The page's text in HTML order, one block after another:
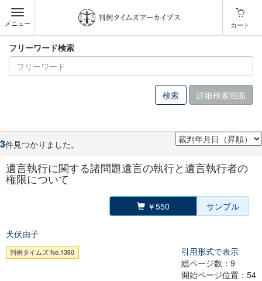
メニュー カート
フリーワード検索
詳細検索画面
3件見つかりました。
遺言執行に関する諸問題遺言の執行と遺言執行者の
権限について
￥550 サンプル
犬伏由子
判例タイムズ No.1380
引用形式で表示
総ページ数：9
開始ページ位置：54